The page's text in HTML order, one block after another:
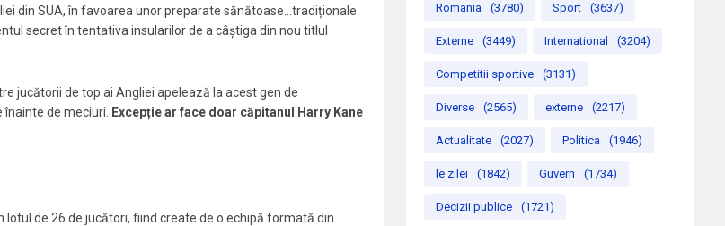
din SUA, în favoarea unor preparate sănătoase...tradiționale.
secret în tentativa insularilor de a câștiga din nou titlul
jucătorii de top ai Angliei apelează la acest gen de
de meciuri.
Excepție ar face doar căpitanul Harry Kane
de 26 de jucători, fiind create de o echipă formată din
Romania (3780) Sport (3637)
Externe (3449) International (3204)
Competitii sportive (3131)
Diverse (2565) externe (2217)
Actualitate (2027) Politica (1946)
le zilei (1842) Guvern (1734)
Decizii publice (1721)